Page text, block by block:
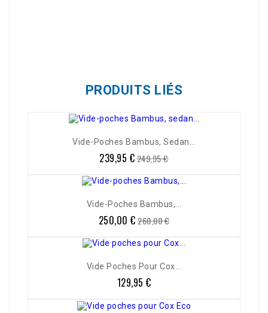
PRODUITS LIÉS
Vide-Poches Bambus, Sedan...
Prix
239,95 € Prix
base
249,95 €
Vide-Poches Bambus,...
Prix
250,00 € Prix
base
260,00 €
Vide Poches Pour Cox...
Prix
129,95 €